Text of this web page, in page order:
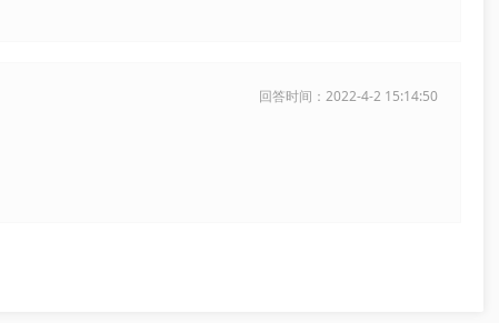
回答时间：2022-4-2 15:14:50